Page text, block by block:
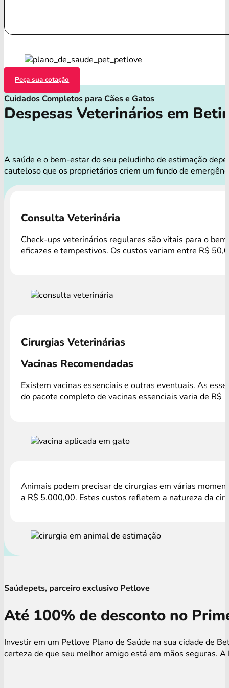
Peça sua cotação
Cuidados Completos para Cães e Gatos
Despesas Veterinários em
A saúde e o bem-estar do seu peludinho de estimação
cauteloso que os proprietários criem um fundo de
Consulta Veterinária
Check-ups veterinários regulares são vitais para o
eficazes e tempestivos. Os custos variam entre R$
Cirurgias Veterinárias
Vacinas Recomendadas
Existem vacinas essenciais e outras eventuais. As
do pacote completo de vacinas essenciais varia de
Animais podem precisar de cirurgias em várias
a R$ 5.000,00. Estes custos refletem a natureza da
Saúdepets, parceiro exclusivo Petlove
Até 100% de desconto no
Investir em um Petlove Plano de Saúde na sua cidade de
certeza de que seu melhor amigo está em mãos seguras.